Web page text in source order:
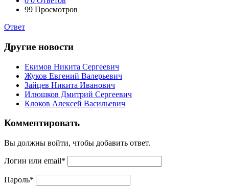
99 Просмотров
Ответ
Другие новости
Екимов Никита Сергеевич
Жуков Евгений Валерьевич
Зайцев Никита Иванович
Илюшков Дмитрий Сергеевич
Клоков Алексей Васильевич
Комментировать
Вы должны войти, чтобы добавить ответ.
Логин или email*
Пароль*